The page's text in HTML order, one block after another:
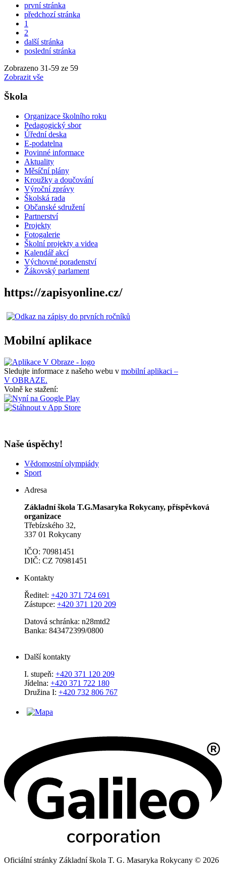
první stránka
předchozí stránka
1
2
další stránka
poslední stránka
Zobrazeno 31-59 ze 59
Zobrazit vše
Škola
Organizace školního roku
Pedagogický sbor
Úřední deska
E-podatelna
Povinné informace
Aktuality
Měsíční plány
Kroužky a doučování
Výroční zprávy
Školská rada
Občanské sdružení
Partnerství
Projekty
Fotogalerie
Školní projekty a videa
Kalendář akcí
Výchovné poradenství
Žákovský parlament
https://zapisyonline.cz/
Mobilní aplikace
Sledujte informace z našeho webu v mobilní aplikaci –
V OBRAZE.
Volně ke stažení:
Naše úspěchy!
Vědomostní olympiády
Sport
Adresa
Základní škola T.G.Masaryka Rokycany, příspěvková
organizace
Třebízského 32,
337 01 Rokycany
IČO: 70981451
DIČ: CZ 70981451
Kontakty
Ředitel: +420 371 724 691
Zástupce: +420 371 120 209
Datová schránka: n28mtd2
Banka: 843472399/0800
Další kontakty
I. stupeň: +420 371 120 209
Jídelna: +420 371 722 180
Družina I: +420 732 806 767
Oficiální stránky Základní škola T. G. Masaryka Rokycany © 2026